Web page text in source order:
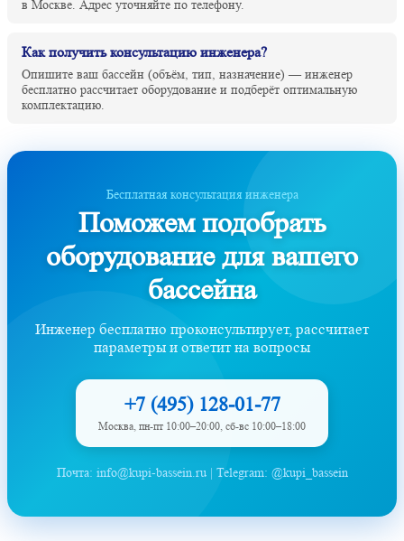
в Москве. Адрес уточняйте по телефону.
Как получить консультацию инженера?
Опишите ваш бассейн (объём, тип, назначение) — инженер
бесплатно рассчитает оборудование и подберёт оптимальную
комплектацию.
Бесплатная консультация инженера
Поможем подобрать
оборудование для вашего
бассейна
Инженер бесплатно проконсультирует, рассчитает
параметры и ответит на вопросы
+7 (495) 128-01-77
Москва, пн-пт 10:00–20:00, сб-вс 10:00–18:00
Почта: info@kupi-bassein.ru | Telegram: @kupi_bassein